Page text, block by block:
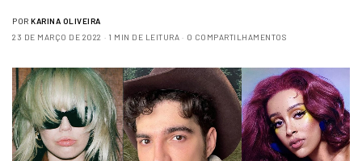
POR KARINA OLIVEIRA
23 DE MARÇO DE 2022
1 MIN DE LEITURA 0 COMPARTILHAMENTOS